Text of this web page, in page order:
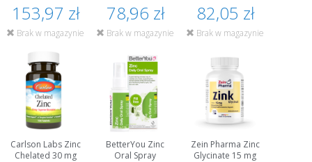
153,97 zł
Brak w magazynie
78,96 zł
Brak w magazynie
82,05 zł
Brak w magazynie
Carlson Labs Zinc
Chelated 30 mg
BetterYou Zinc
Oral Spray
Zein Pharma Zinc
Glycinate 15 mg